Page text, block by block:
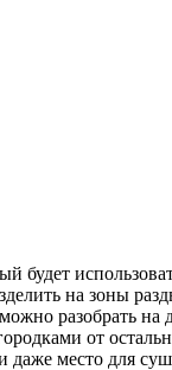
на зоны
разобрать на
от
даже место для